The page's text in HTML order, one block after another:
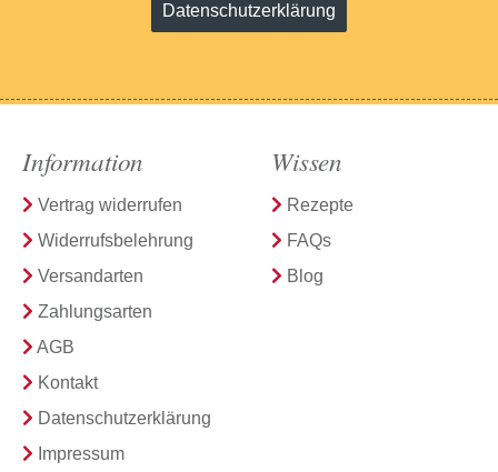
Datenschutzerklärung
Information
Vertrag widerrufen
Widerrufsbelehrung
Versandarten
Zahlungsarten
AGB
Kontakt
Datenschutzerklärung
Impressum
Wissen
Rezepte
FAQs
Blog